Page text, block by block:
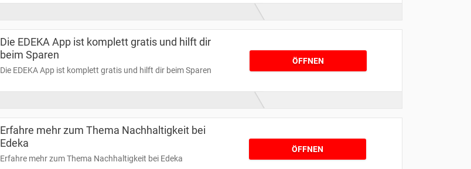
Die EDEKA App ist komplett gratis und hilft dir
beim Sparen
Die EDEKA App ist komplett gratis und hilft dir beim Sparen
ÖFFNEN
Erfahre mehr zum Thema Nachhaltigkeit bei
Edeka
Erfahre mehr zum Thema Nachhaltigkeit bei Edeka
ÖFFNEN